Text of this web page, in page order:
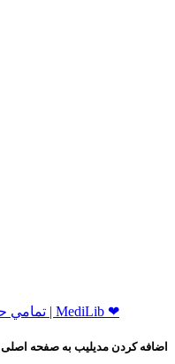
ﺗﻤﺎﻣﻲ ﺣﻘﻮﻕ ﺑﺮاﻱ ﻣﺪﻳﻠﻴﺐ ﻣﺤﻔﻮﻅ اﺳﺖ 2026 | MediLib ❤
اضافه کردن مدیلیب به صفحه اصلی